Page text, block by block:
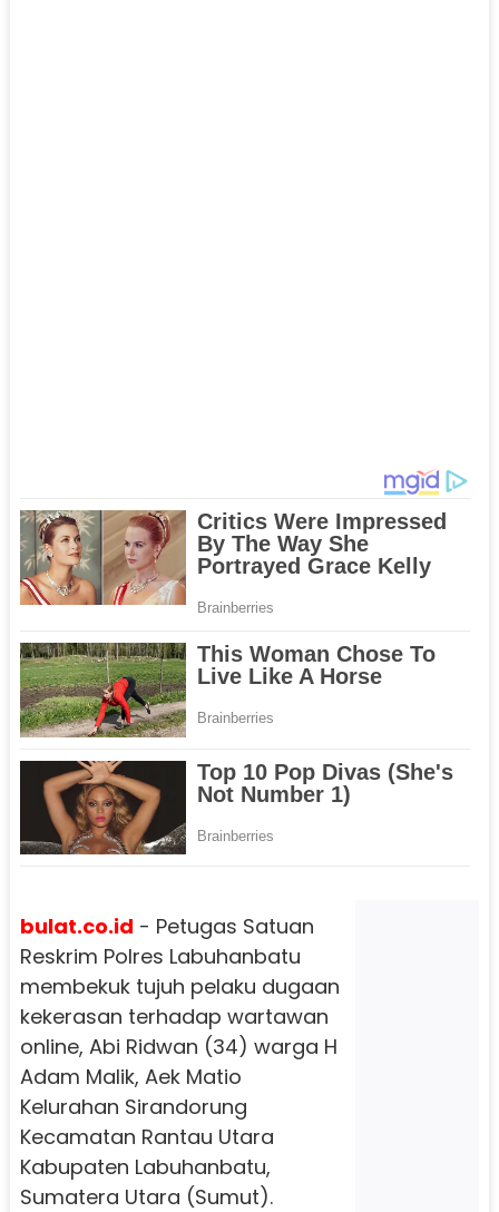
bulat.co.id - Petugas Satuan
Reskrim Polres Labuhanbatu
membekuk tujuh pelaku dugaan
kekerasan terhadap wartawan
online, Abi Ridwan (34) warga H
Adam Malik, Aek Matio
Kelurahan Sirandorung
Kecamatan Rantau Utara
Kabupaten Labuhanbatu,
Sumatera Utara (Sumut).